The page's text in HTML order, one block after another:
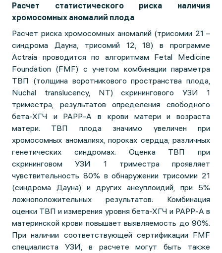
Расчет статистического риска наличия
хромосомных аномалий плода
Расчет риска хромосомных аномалий (трисомии 21 –
синдрома Дауна, трисомий 12, 18) в программе
Actraia проводится по алгоритмам Fetal Medicine
Foundation (FMF) с учетом комбинации параметра
ТВП (толщина воротникового пространства плода,
Nuchal translucency, NT) скринингового УЗИ 1
триместра, результатов определения свободного
бета-ХГЧ и PAPP-A в крови матери и возраста
матери. ТВП плода значимо увеличен при
хромосомных аномалиях, пороках сердца, различных
генетических синдромах. Оценка ТВП при
скрининговом УЗИ 1 триместра проявляет
чувствительность 80% в обнаружении трисомии 21
(синдрома Дауна) и других анеуплоидий, при 5%
ложноположительных результатов. Комбинация
оценки ТВП и измерения уровня бета-ХГЧ и PAPP-A в
материнской крови повышает выявляемость до 90%.
При наличии соответствующей сертификации FMF
специалиста УЗИ, в расчете могут быть также